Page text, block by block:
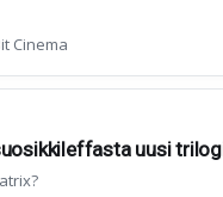
Cinema
uusi